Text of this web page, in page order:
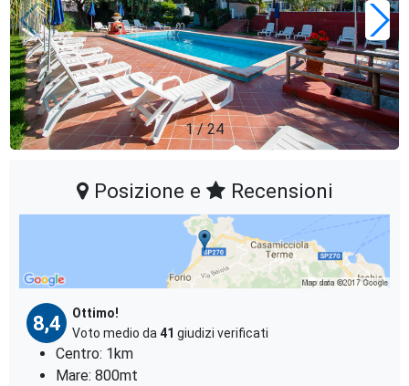
1/24
Posizione e Recensioni
8,4
Ottimo!
Voto medio da 41 giudizi verificati
Centro: 1km
Mare: 800mt